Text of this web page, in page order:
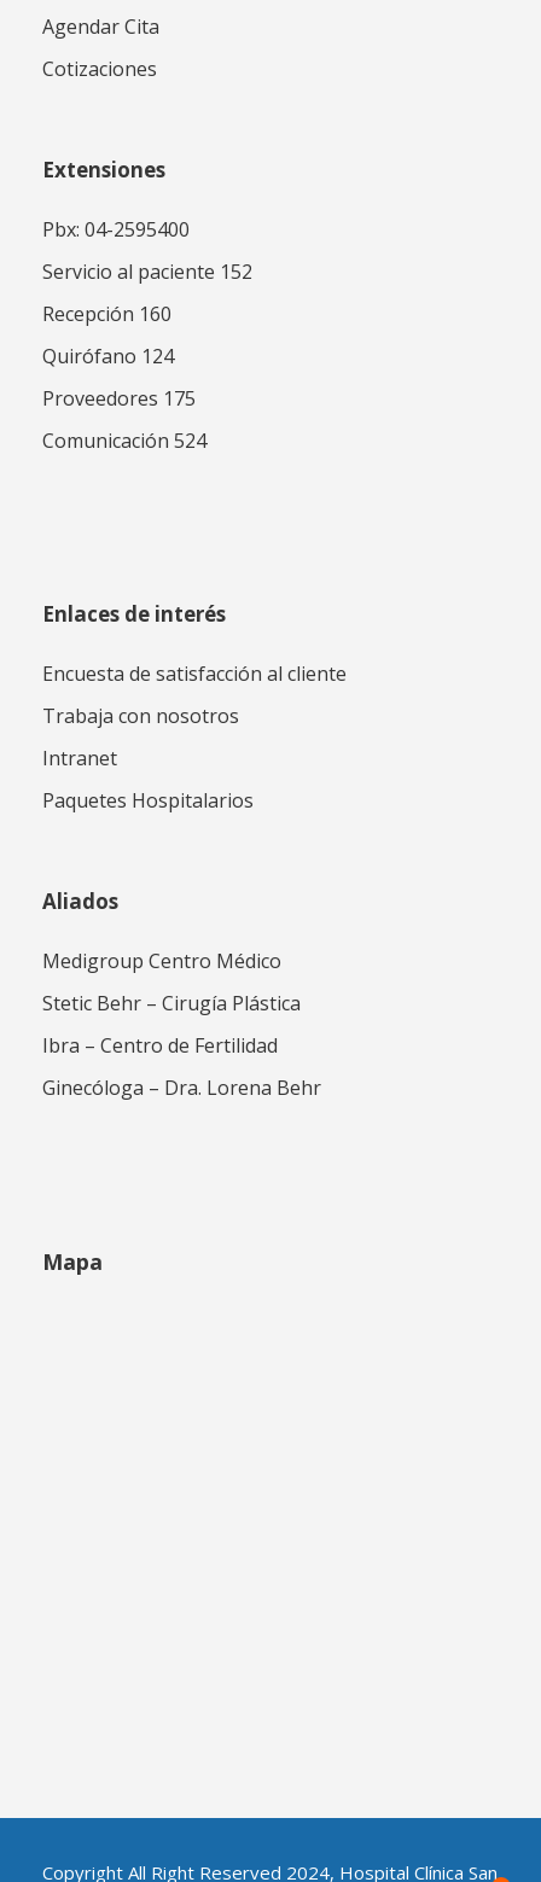
Agendar Cita
Cotizaciones
Extensiones
Pbx: 04-2595400
Servicio al paciente 152
Recepción 160
Quirófano 124
Proveedores 175
Comunicación 524
Enlaces de interés
Encuesta de satisfacción al cliente
Trabaja con nosotros
Intranet
Paquetes Hospitalarios
Aliados
Medigroup Centro Médico
Stetic Behr – Cirugía Plástica
Ibra – Centro de Fertilidad
Ginecóloga – Dra. Lorena Behr
Mapa
Copyright All Right Reserved 2024, Hospital Clínica San